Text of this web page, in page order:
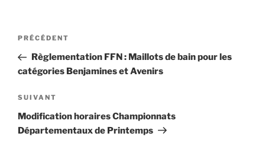
Navigation
l’article
Article
précédent
PRÉCÉDENT
Règlementation FFN : Maillots de bain pour les
catégories Benjamines et Avenirs
Article
suivant
SUIVANT
Modification horaires Championnats
Départementaux de Printemps